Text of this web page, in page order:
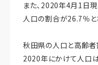
また、2020年4月1日
人口の割合が26.7％と
秋田県の人口と高齢者
2020年にかけて人口